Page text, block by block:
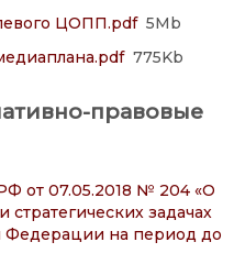
ЦОПП.pdf5Mb
775Kb
правовые
от 07.05.2018 № 204 «О
задачах
Федерации на период до